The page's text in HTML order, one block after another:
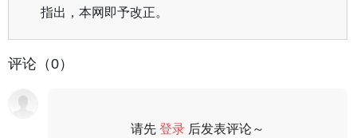
指出，本网即予改正。
评论（0）
请先登录 后发表评论～